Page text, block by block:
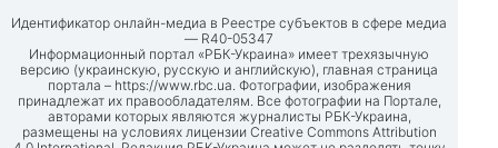
Идентификатор онлайн-медиа в Реестре субъектов в сфере медиа
— R40-05347
Информационный портал «РБК-Украина» имеет трехязычную
версию (украинскую, русскую и английскую), главная страница
портала – https://www.rbc.ua. Фотографии, изображения
принадлежат их правообладателям. Все фотографии на Портале,
авторами которых являются журналисты РБК-Украина,
размещены на условиях лицензии Creative Commons Attribution